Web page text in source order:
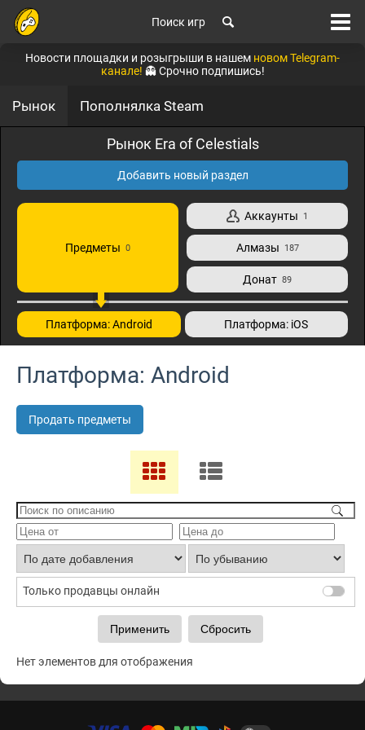
Поиск игр
Новости площадки и розыгрыши в нашем новом Telegram-
канале! 👻 Срочно подпишись!
Рынок Пополнялка Steam
Рынок Era of Celestials
Добавить новый раздел
Предметы 0
Аккаунты 1
Алмазы 187
Донат 89
Платформа: Android Платформа: iOS
Платформа: Android
Продать предметы
Только продавцы онлайн
Нет элементов для отображения